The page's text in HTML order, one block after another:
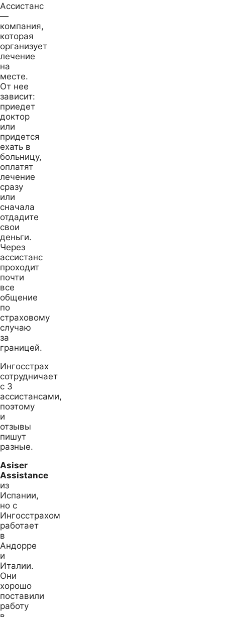
Ассистанс
—
компания,
которая
организует
лечение
на
месте.
От нее
зависит:
приедет
доктор
или
придется
ехать в
больницу,
оплатят
лечение
сразу
или
сначала
отдадите
свои
деньги.
Через
ассистанс
проходит
почти
все
общение
по
страховому
случаю
за
границей.
Ингосстрах
сотрудничает
с 3
ассистансами,
поэтому
и
отзывы
пишут
разные.
Asiser
Assistance
из
Испании,
но с
Ингосстрахом
работает
в
Андорре
и
Италии.
Они
хорошо
поставили
работу